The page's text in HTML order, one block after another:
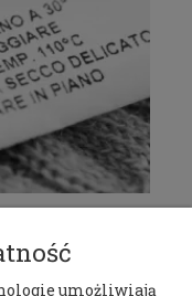
dłużej?
umożliwiają